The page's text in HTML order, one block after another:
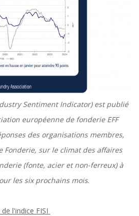
Sentiment Indicator) est publié
européenne de fonderie EFF
des organisations membres,
Fonderie, sur le climat des affaires
(fonte, acier et non-ferreux) à
les six prochains mois.
l'indice FISI